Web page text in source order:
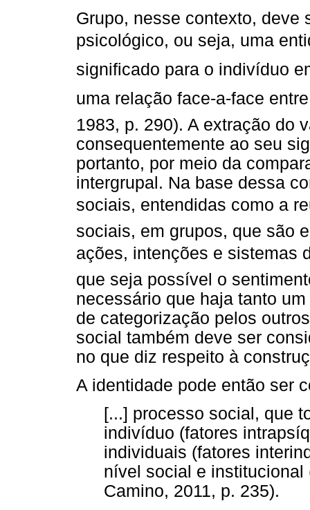
Grupo, nesse contexto, deve
psicológico, ou seja, uma
significado para o indivíduo
uma relação face-a-face
1983, p. 290). A extração do
consequentemente ao seu
portanto, por meio da
intergrupal. Na base dessa
sociais, entendidas como a
sociais, em grupos, que são
ações, intenções e sistemas
que seja possível o
necessário que haja tanto
de categorização pelos
social também deve ser
no que diz respeito à
A identidade pode então ser
[...] processo social, que
indivíduo (fatores
individuais (fatores
nível social e institucional
Camino, 2011, p. 235).